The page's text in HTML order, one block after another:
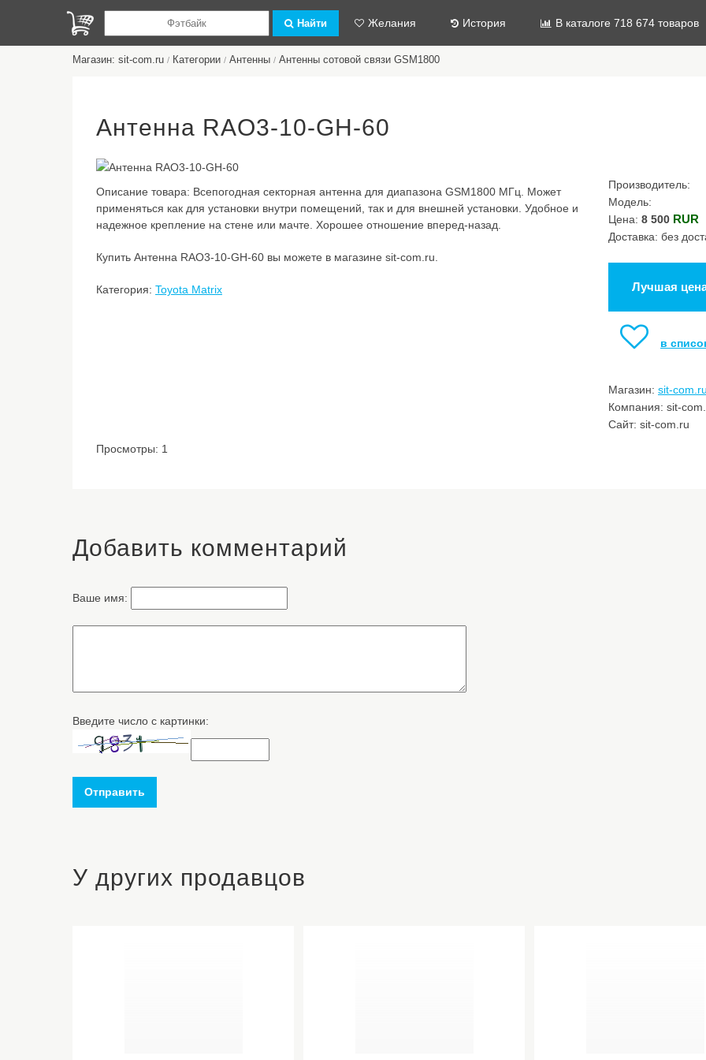
Найти Желания История В каталоге 718 674 товаров
Магазин: sit-com.ru / Категории / Антенны / Антенны сотовой связи GSM1800
Антенна RAO3-10-GH-60
Описание товара: Всепогодная секторная антенна для диапазона GSM1800 МГц. Может
применяться как для установки внутри помещений, так и для внешней установки. Удобное и
надежное крепление на стене или мачте. Хорошее отношение вперед-назад.
Купить Антенна RAO3-10-GH-60 вы можете в магазине sit-com.ru.
Категория: Toyota Matrix
Производитель:
Модель:
Цена: 8 500 RUR
Доставка: без
Лучшая
в
Магазин: sit-
Компания: sit-
Сайт: sit-com.ru
Просмотры: 1
Добавить комментарий
Ваше имя:
Введите число с картинки:
Отправить
У других продавцов